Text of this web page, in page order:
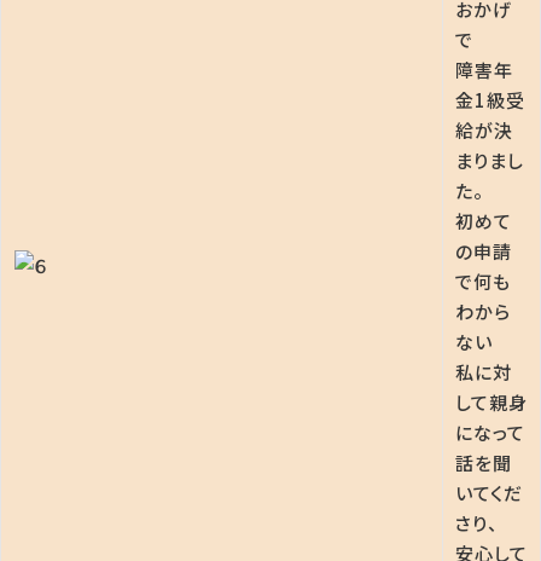
おかげ
で
障害年
金1級受
給が決
まりまし
た。
初めて
の申請
で何も
わから
ない
私に対
して親身
になって
話を聞
いてくだ
さり、
安心して